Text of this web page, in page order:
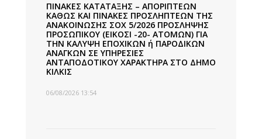
ΠΙΝΑΚΕΣ ΚΑΤΑΤΑΞΗΣ – ΑΠΟΡΙΠΤΕΩΝ
ΚΑΘΩΣ ΚΑΙ ΠΙΝΑΚΕΣ ΠΡΟΣΛΗΠΤΕΩΝ ΤΗΣ
ΑΝΑΚΟΙΝΩΣΗΣ ΣΟΧ 5/2026 ΠΡΟΣΛΗΨΗΣ
ΠΡΟΣΩΠΙΚΟΥ (ΕΙΚΟΣΙ -20- ΑΤΟΜΩΝ) ΓΙΑ
ΤΗΝ ΚΑΛΥΨΗ ΕΠΟΧΙΚΩΝ ή ΠΑΡΟΔΙΚΩΝ
ΑΝΑΓΚΩΝ ΣΕ ΥΠΗΡΕΣΙΕΣ
ΑΝΤΑΠΟΔΟΤΙΚΟΥ ΧΑΡΑΚΤΗΡΑ ΣΤΟ ΔΗΜΟ
ΚΙΛΚΙΣ
06/08/2026 13:54